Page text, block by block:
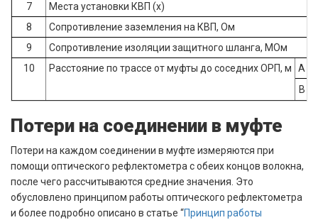
7
Места установки КВП (х)
8
Сопротивление заземления на КВП, Ом
9
Сопротивление изоляции защитного шланга, МОм
10
Расстояние по трассе от муфты до соседних ОРП, м
А →
B
Потери на соединении в муфте
Потери на каждом соединении в муфте измеряются при
помощи оптического рефлектометра с обеих концов волокна,
после чего рассчитываются средние значения. Это
обусловлено принципом работы оптического рефлектометра
и более подробно описано в статье “Принцип работы